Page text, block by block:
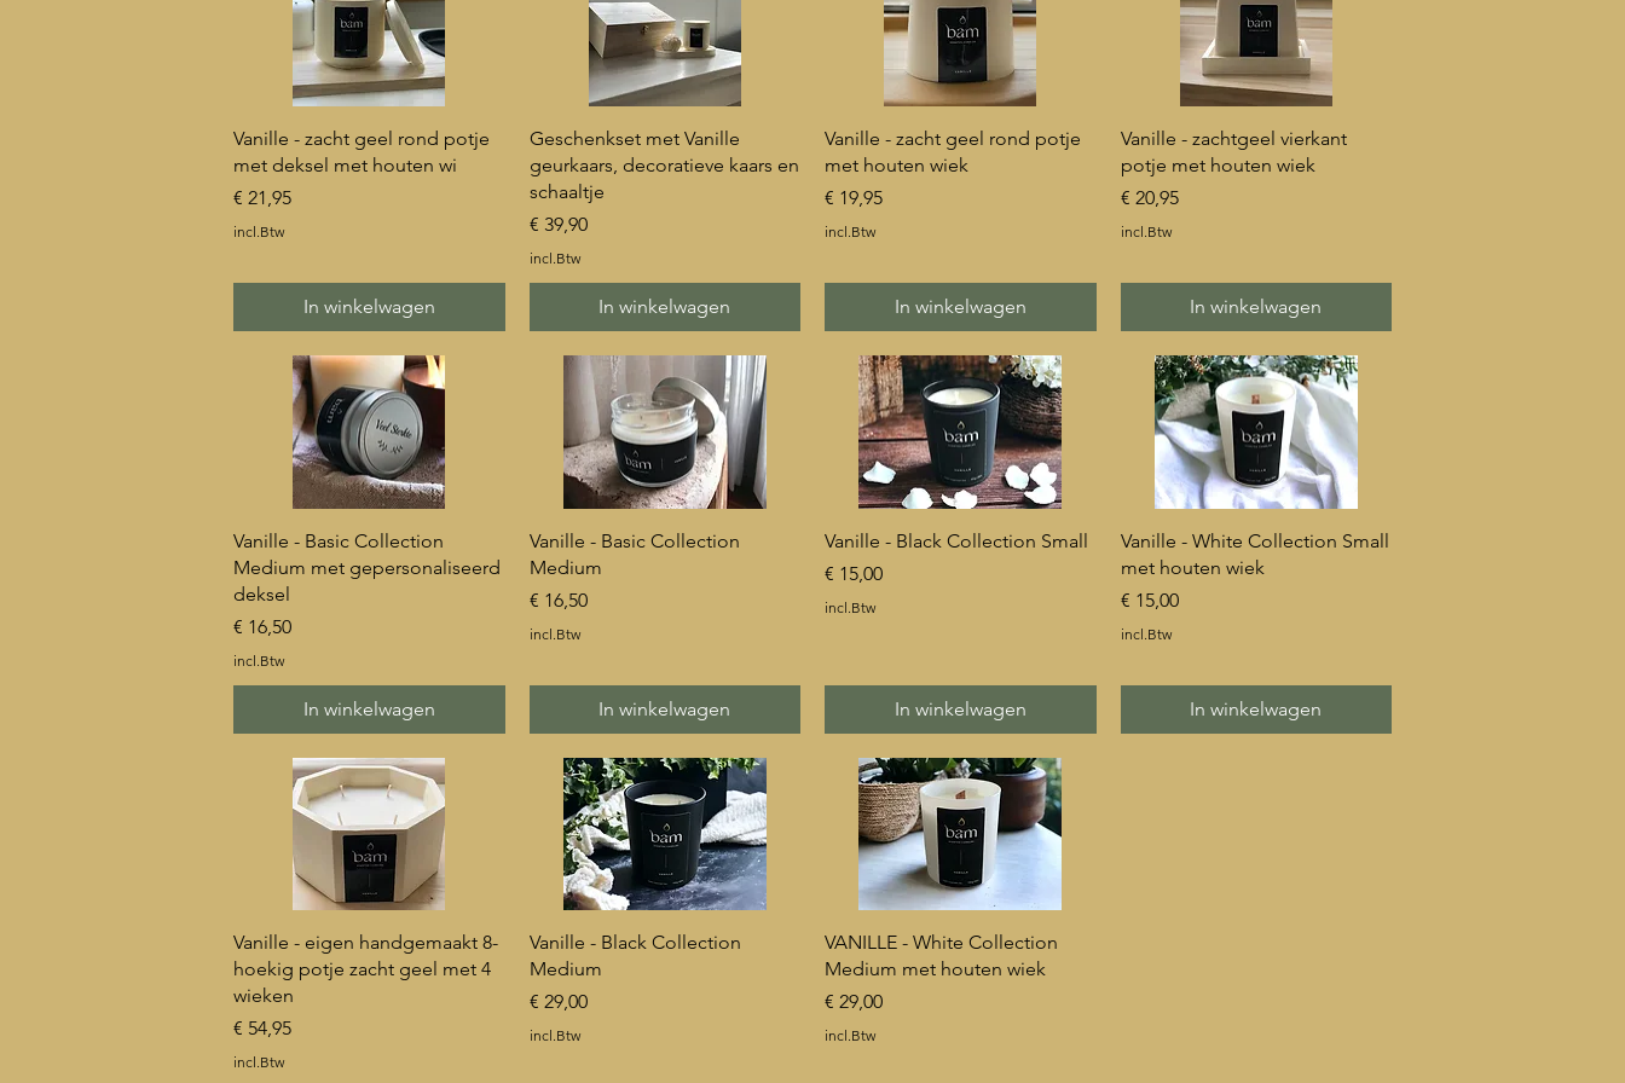
Snel overzicht
Vanille - zacht geel rond potje
met deksel met houten wi
Prijs
€ 21,95
incl.Btw
In winkelwagen
Snel overzicht
Geschenkset met Vanille
geurkaars, decoratieve kaars en
schaaltje
Prijs
€ 39,90
incl.Btw
In winkelwagen
Snel overzicht
Vanille - zacht geel rond potje
met houten wiek
Prijs
€ 19,95
incl.Btw
In winkelwagen
Snel overzicht
Vanille - zachtgeel vierkant
potje met houten wiek
Prijs
€ 20,95
incl.Btw
In winkelwagen
Snel overzicht
Vanille - Basic Collection
Medium met gepersonaliseerd
deksel
Prijs
€ 16,50
incl.Btw
In winkelwagen
Snel overzicht
Vanille - Basic Collection
Medium
Prijs
€ 16,50
incl.Btw
In winkelwagen
Snel overzicht
Vanille - Black Collection Small
Prijs
€ 15,00
incl.Btw
In winkelwagen
Snel overzicht
Vanille - White Collection Small
met houten wiek
Prijs
€ 15,00
incl.Btw
In winkelwagen
Snel overzicht
Vanille - eigen handgemaakt 8-
hoekig potje zacht geel met 4
wieken
Prijs
€ 54,95
incl.Btw
Snel overzicht
Vanille - Black Collection
Medium
Prijs
€ 29,00
incl.Btw
Snel overzicht
VANILLE - White Collection
Medium met houten wiek
Prijs
€ 29,00
incl.Btw